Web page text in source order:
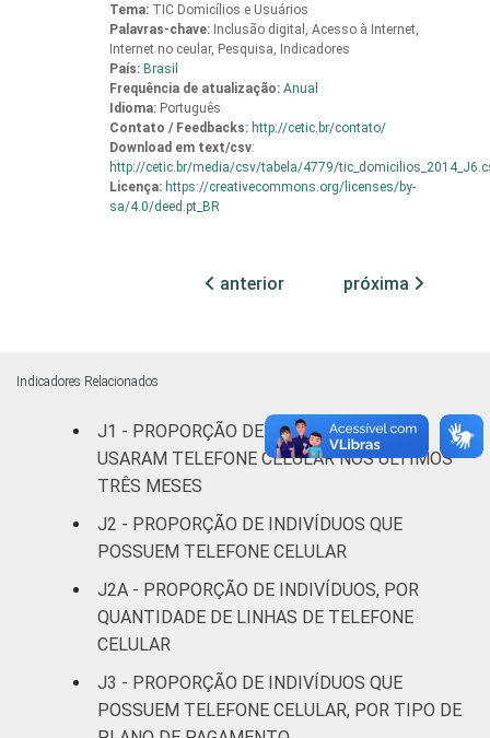
Fundamental 75 24
Superior 88 12
Faixa
etária
De 10 a 15
anos
73 26
anos
14
De 35 a 44
anos
81 18 1
De 45 a 59
anos
81 18
60 anos ou
mais
77 22
familiar
Mais de 1
Tema: TIC Domicílios e Usuários
Palavras-chave: Inclusão digital, Acesso à Internet,
Internet no ceular, Pesquisa, Indicadores
País: Brasil
Frequência de atualização: Anual
Idioma: Português
Contato / Feedbacks: http://cetic.br/contato/
Download em text/csv:
http://cetic.br/media/csv/tabela/4779/
Licença: https://creativecommons.org/licenses/by-
sa/4.0/deed.pt_BR
anterior próxima
Indicadores Relacionados
J1 - PROPORÇÃO DE INDIVÍDUOS QUE
USARAM TELEFONE CELULAR NOS ÚLTIMOS
TRÊS MESES
J2 - PROPORÇÃO DE INDIVÍDUOS QUE
POSSUEM TELEFONE CELULAR
J2A - PROPORÇÃO DE INDIVÍDUOS, POR
QUANTIDADE DE LINHAS DE TELEFONE
CELULAR
J3 - PROPORÇÃO DE INDIVÍDUOS QUE
POSSUEM TELEFONE CELULAR, POR TIPO DE